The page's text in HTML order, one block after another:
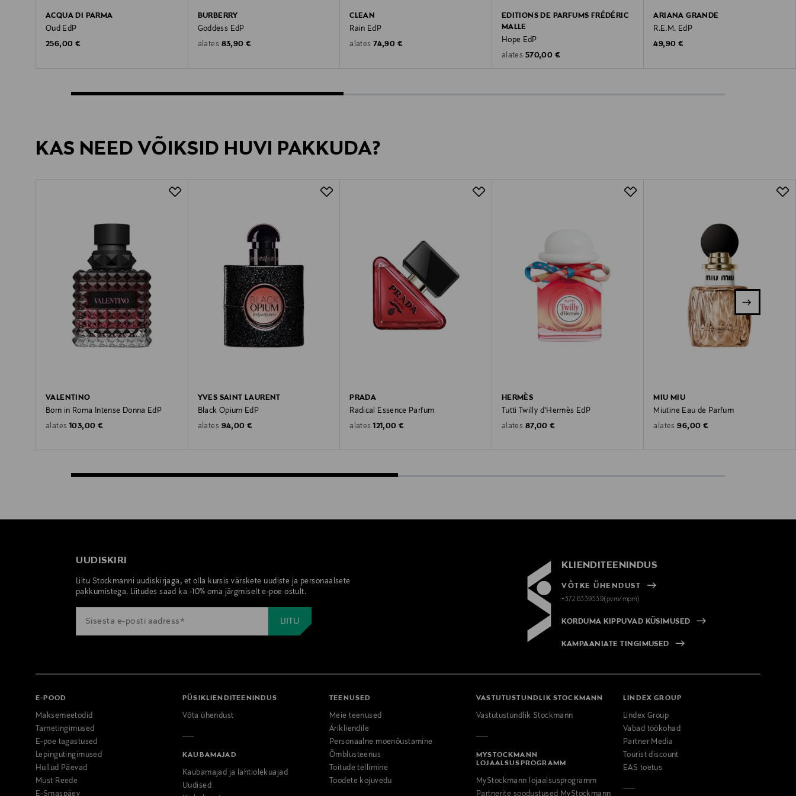
ACQUA DI PARMA
Oud EdP
Original Price
256,00 €
BURBERRY
Goddess EdP
alates Original Price
83,90 €
CLEAN
Rain EdP
alates Original Price
74,90 €
EDITIONS DE PARFUMS FRÉDÉRIC
MALLE
Hope EdP
alates Original Price
570,00 €
ARIANA GRANDE
R.E.M. EdP
Original Price
49,90 €
KAS NEED VÕIKSID HUVI PAKKUDA?
VALENTINO
Born in Roma Intense Donna EdP
alates Original Price
103,00 €
YVES SAINT LAURENT
Black Opium EdP
alates Original Price
94,00 €
PRADA
Radical Essence Parfum
alates Original Price
121,00 €
HERMÈS
Tutti Twilly d'Hermès EdP
alates Original Price
87,00 €
MIU MIU
Miutine Eau de Parfum
alates Original Price
96,00 €
UUDISKIRI
Liitu Stockmanni uudiskirjaga, et olla kursis värskete uudiste ja personaalsete
pakkumistega. Liitudes saad ka -10% oma järgmiselt e-poe ostult.
KLIENDITEENINDUS
VÕTKE ÜHENDUST
+372 6339539(pvm/mpm)
KORDUMA KIPPUVAD KÜSIMUSED
KAMPAANIATE TINGIMUSED
E-POOD
Maksemeetodid
Tarnetingimused
E-poe tagastused
Lepingutingimused
Hullud Päevad
Must Reede
PÜSIKLIENDITEENINDUS
Võta ühendust
KAUBAMAJAD
Kaubamajad ja lahtiolekuajad
Uudised
TEENUSED
Meie teenused
Ärikliendile
Personaalne moenõustamine
Õmblusteenus
Toitude tellimine
Toodete kojuvedu
VASTUTUSTUNDLIK STOCKMANN
Vastutustundlik Stockmann
MYSTOCKMANN
LOJAALSUSPROGRAMM
MyStockmann lojaalsusprogramm
LINDEX GROUP
Lindex Group
Vabad töökohad
Partner Media
Tourist discount
EAS toetus